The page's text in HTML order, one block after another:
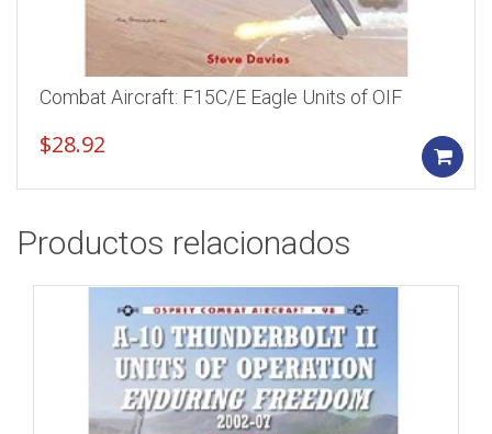
Combat Aircraft: F15C/E Eagle Units of OIF
$28.92
Productos relacionados